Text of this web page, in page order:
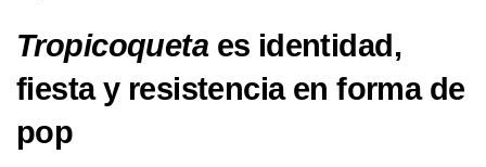
Tropicoquetaes identidad,
fiesta y resistencia en forma de
pop